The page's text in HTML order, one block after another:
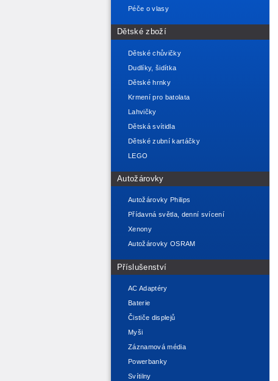
Péče o vlasy
Dětské zboží
Dětské chůvičky
Dudlíky, šidítka
Dětské hrnky
Krmení pro batolata
Lahvičky
Dětská svítidla
Dětské zubní kartáčky
LEGO
Autožárovky
Autožárovky Philips
Přídavná světla, denní svícení
Xenony
Autožárovky OSRAM
Příslušenství
AC Adaptéry
Baterie
Čističe displejů
Myši
Záznamová média
Powerbanky
Svítilny